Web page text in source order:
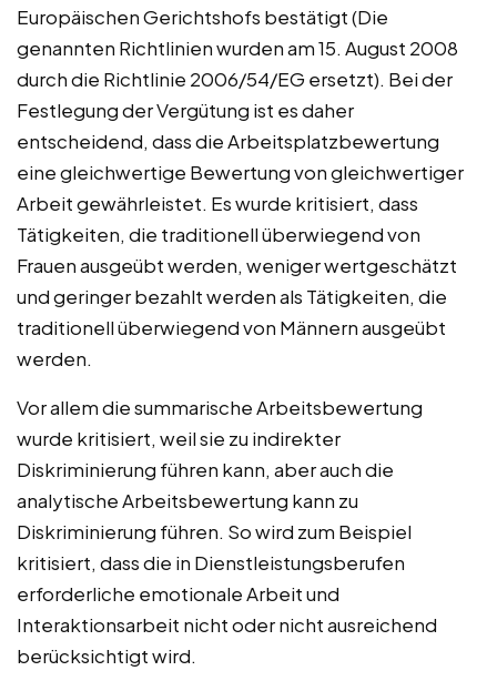
Europäischen Gerichtshofs bestätigt (Die
genannten Richtlinien wurden am 15. August 2008
durch die Richtlinie 2006/54/EG ersetzt). Bei der
Festlegung der Vergütung ist es daher
entscheidend, dass die Arbeitsplatzbewertung
eine gleichwertige Bewertung von gleichwertiger
Arbeit gewährleistet. Es wurde kritisiert, dass
Tätigkeiten, die traditionell überwiegend von
Frauen ausgeübt werden, weniger wertgeschätzt
und geringer bezahlt werden als Tätigkeiten, die
traditionell überwiegend von Männern ausgeübt
werden.
Vor allem die summarische Arbeitsbewertung
wurde kritisiert, weil sie zu indirekter
Diskriminierung führen kann, aber auch die
analytische Arbeitsbewertung kann zu
Diskriminierung führen. So wird zum Beispiel
kritisiert, dass die in Dienstleistungsberufen
erforderliche emotionale Arbeit und
Interaktionsarbeit nicht oder nicht ausreichend
berücksichtigt wird.